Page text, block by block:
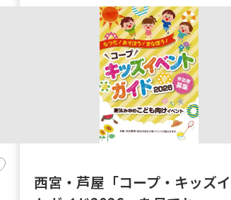
西宮・芦屋「コープ・キッズ